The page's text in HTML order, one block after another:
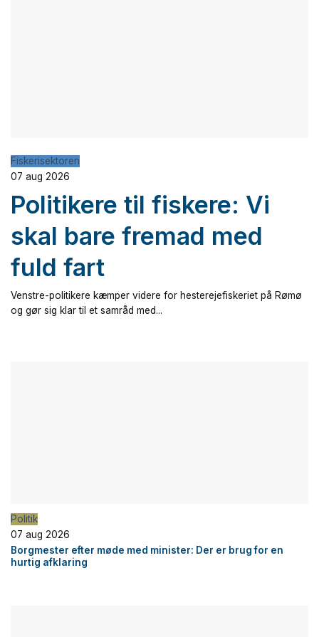
Fiskerisektoren
07 aug 2026
Politikere til fiskere: Vi
skal bare fremad med
fuld fart
Venstre-politikere kæmper videre for hesterejefiskeriet på Rømø
og gør sig klar til et samråd med...
Politik
07 aug 2026
Borgmester efter møde med minister: Der er brug for en
hurtig afklaring